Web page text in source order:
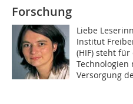
Forschung
Liebe
Institut
(HIF) steht
Versorgung